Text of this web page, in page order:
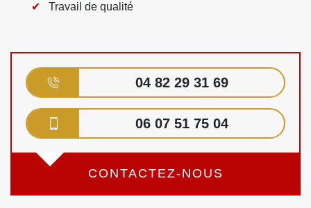
Travail de qualité
04 82 29 31 69
06 07 51 75 04
CONTACTEZ-NOUS